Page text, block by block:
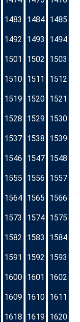
1483 1484 1485
1492 1493 1494
1501 1502 1503
1510 1511 1512
1519 1520 1521
1528 1529 1530
1537 1538 1539
1546 1547 1548
1555 1556 1557
1564 1565 1566
1573 1574 1575
1582 1583 1584
1591 1592 1593
1600 1601 1602
1609 1610 1611
1618 1619 1620